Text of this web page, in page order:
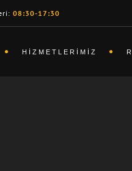
08:30-17:30
HIZMETLERIMIZ